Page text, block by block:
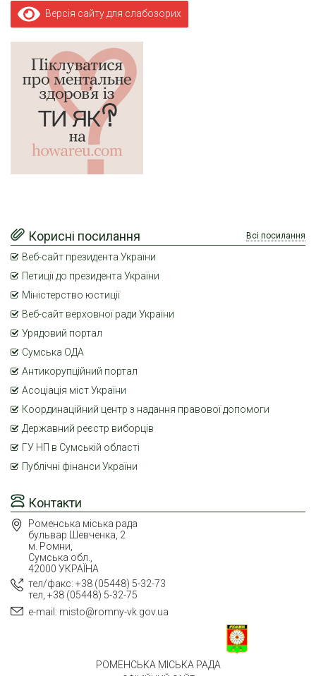
Версія сайту для слабозорих
РОМЕНСЬКА МІСЬКА РАДА
Контакти
Роменська міська рада
бульвар Шевченка, 2
м. Ромни,
Сумська обл.,
42000 УКРАЇНА
тел/факс: +38 (05448) 5-32-73
тел, +38 (05448) 5-32-75
e-mail: misto@romny-vk.gov.ua
Корисні посилання Всі посилання
Веб-сайт президента України
Петиції до президента України
Міністерство юстиції
Веб-сайт верховної ради України
Урядовий портал
Сумська ОДА
Антикорупційний портал
Асоціація міст України
Координаційний центр з надання правової допомоги
Державний реєстр виборців
ГУ НП в Сумській області
Публічні фінанси України